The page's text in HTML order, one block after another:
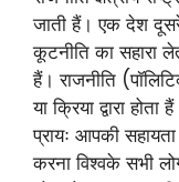
जाती हैं। एक देश
कूटनीति का सहारा
हैं। राजनीति
या क्रिया द्वारा
प्रायः आपकी
करना विश्वके सभी